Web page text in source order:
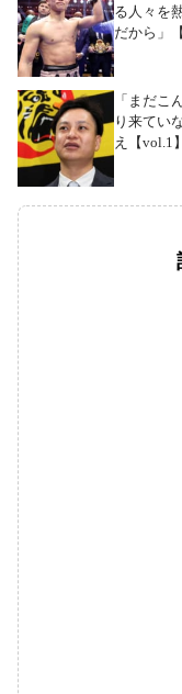
る人々を
だから」
「まだこ
り来てい
え【vol.1】